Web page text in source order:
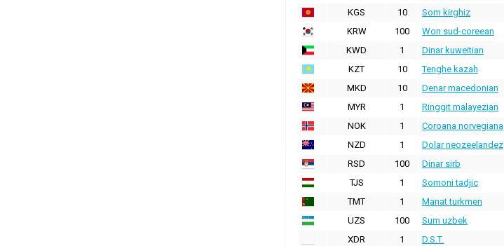
KGS
10 Som kirghiz
KRW
100 Won sud-coreean
KWD
1 Dinar kuweitian
KZT
10 Tenghe kazah
MKD
10 Denar macedonian
MYR
1 Ringgit malayezian
NOK
1 Coroana norvegiana
NZD
1 Dolar neozeelandez
RSD
100 Dinar sirb
TJS
1 Somoni tadjic
TMT
1 Manat turkmen
UZS
100 Sum uzbek
XDR
1 D.S.T.